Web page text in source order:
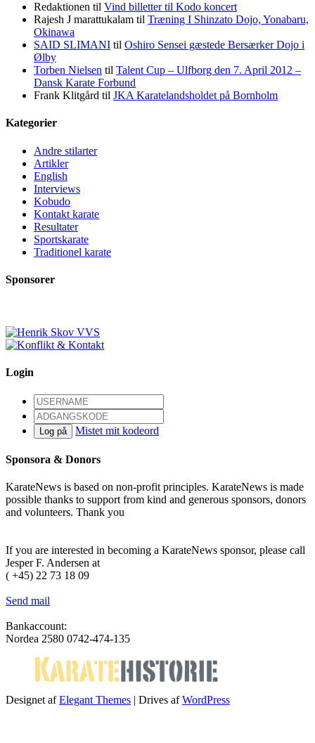
Redaktionen til Vind billetter til Kodo koncert
Rajesh J marattukalam til Træning I Shinzato Dojo, Yonabaru,
Okinawa
SAID SLIMANI til Oshiro Sensei gæstede Bersærker Dojo i
Ølby
Torben Nielsen til Talent Cup – Ulfborg den 7. April 2012 –
Dansk Karate Forbund
Frank Klitgård til JKA Karatelandsholdet på Bornholm
Kategorier
Andre stilarter
Artikler
English
Interviews
Kobudo
Kontakt karate
Resultater
Sportskarate
Traditionel karate
Sponsorer
Login
Log på Mistet mit kodeord
Sponsora & Donors
KarateNews is based on non-profit principles. KarateNews is made
possible thanks to support from kind and generous sponsors, donors
and volunteers. Thank you
If you are interested in becoming a KarateNews sponsor, please call
Jesper F. Andersen at
( +45) 22 73 18 09
Send mail
Bankaccount:
Nordea 2580 0742-474-135
Designet afElegant Themes | Drives afWordPress